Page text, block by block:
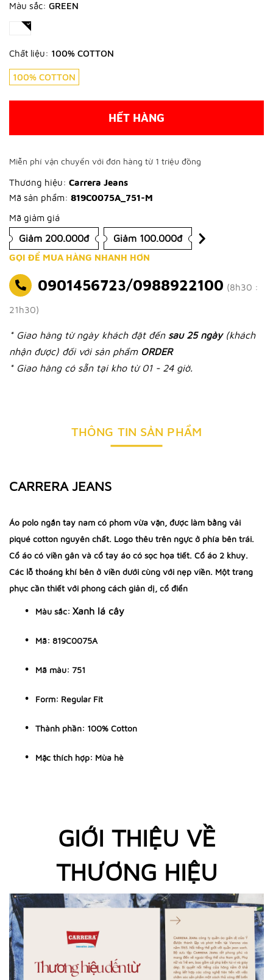
Màu sắc: GREEN
Chất liệu: 100% COTTON
100% COTTON
HẾT HÀNG
Miễn phí vận chuyển với đơn hàng từ 1 triệu đồng
Thương hiệu: Carrera Jeans
Mã sản phẩm: 819C0075A_751-M
Mã giảm giá
Giảm 200.000đ Giảm 100.000đ
GỌI ĐỂ MUA HÀNG NHANH HƠN
0901456723/0988922100 (8h30 :
21h30)
* Giao hàng từ ngày khách đặt đến sau 25 ngày (khách
nhận được) đối với sản phẩm ORDER
* Giao hàng có sẵn tại kho từ 01 - 24 giờ.
THÔNG TIN SẢN PHẨM
CARRERA JEANS
Áo polo ngắn tay nam có phom vừa vặn, được làm bằng vải
piqué cotton nguyên chất. Logo thêu trên ngực ở phía bên trái.
Cổ áo có viền gân và cổ tay áo có sọc họa tiết. Cổ áo 2 khuy.
Các lỗ thoáng khí bên ở viền dưới cùng với nẹp viền. Một trang
phục cần thiết với phong cách giản dị, cổ điển
Màu sắc: Xanh lá cây
Mã: 819C0075A
Mã màu: 751
Form: Regular Fit
Thành phần: 100% Cotton
Mặc thích hợp: Mùa hè
GIỚI THIỆU VỀ
THƯƠNG HIỆU